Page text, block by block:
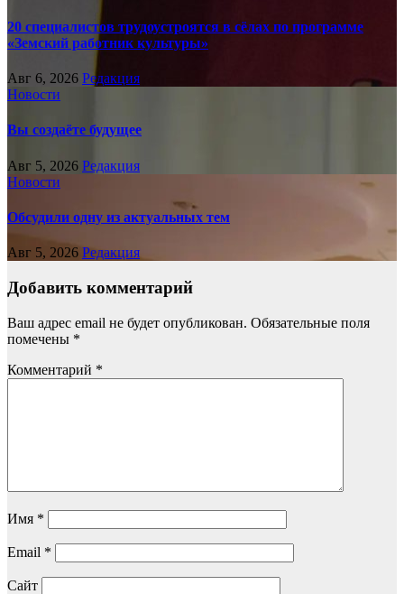
20 специалистов трудоустроятся в сёлах по программе
«Земский работник культуры»
Авг 6, 2026 Редакция
Новости
Вы создаёте будущее
Авг 5, 2026 Редакция
Новости
Обсудили одну из актуальных тем
Авг 5, 2026 Редакция
Добавить комментарий
Ваш адрес email не будет опубликован. Обязательные поля
помечены *
Комментарий *
Имя *
Email *
Сайт